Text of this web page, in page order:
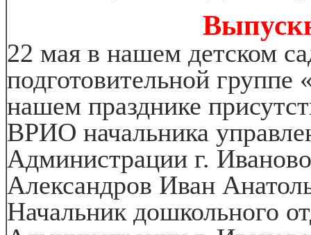
22 мая в нашем детском
подготовительной
нашем празднике
ВРИО начальника
Администрации г.
Александров Иван
Начальник дошкольного